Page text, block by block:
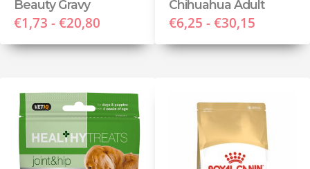
Beauty Gravy
€1,73 - €20,80
Chihuahua Adult
€6,25 - €30,15